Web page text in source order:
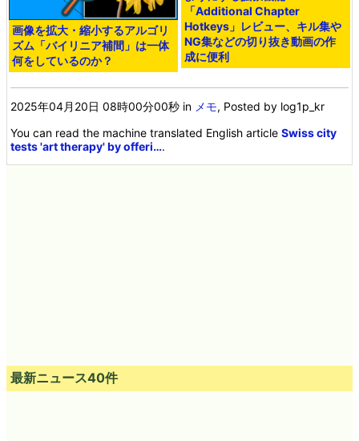
画像を拡大・縮小するアルゴリ
ズム「バイリニア補間」は一体
何をしているのか？
OBSのチャプターマーカー追加
用のホットキーを増やして自動
的にチャプター名を設定できる
「Additional Chapter
Hotkeys」レビュー、キル集や
成に便利